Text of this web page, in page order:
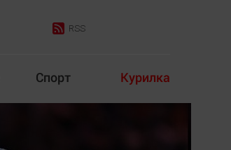
RSS
Спорт Курилка